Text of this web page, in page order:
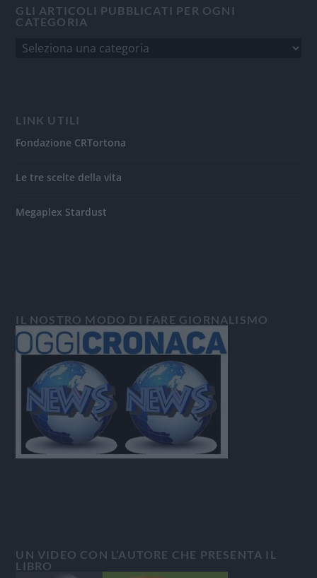
GLI ARTICOLI PUBBLICATI PER OGNI
CATEGORIA
LINK UTILI
Fondazione CRTortona
Le tre scelte della vita
Megaplex Stardust
IL NOSTRO MODO DI FARE GIORNALISMO
UN VIDEO CON L’AUTORE CHE PRESENTA IL
LIBRO